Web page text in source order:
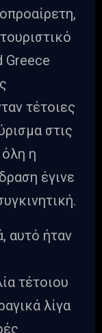
Greece
τέτοιες
στις
η
έγινε
αυτό ήταν
τέτοιου
λίγα